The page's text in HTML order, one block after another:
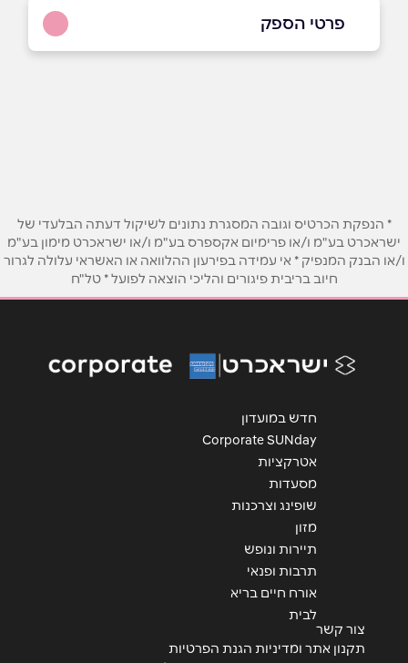
פרטי הספק
טלפון*
נושא *
הודעה*
* הנפקת הכרטיס וגובה המסגרת נתונים לשיקול דעתה הבלעדי של
ישראכרט בע"מ ו/או פרימיום אקספרס בע"מ ו/או ישראכרט מימון בע"מ
ו/או הבנק המנפיק * אי עמידה בפירעון ההלוואה או האשראי עלולה לגרור
חיוב בריבית פיגורים והליכי הוצאה לפועל * טל"ח
חדש במועדון
Corporate SUNday
אטרקציות
מסעדות
שופינג וצרכנות
מזון
תיירות ונופש
תרבות ופנאי
אורח חיים בריא
לבית
צור קשר
תקנון אתר ומדיניות הגנת הפרטיות